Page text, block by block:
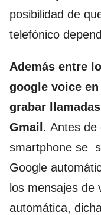
posibilidad de
telefónico
Además entre
google voice
grabar
Gmail . Antes de
smartphone se
Google
los mensajes de
automática,